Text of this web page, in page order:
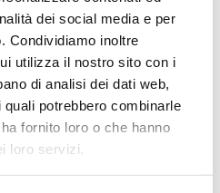
dei social media e per
Condividiamo inoltre
utilizza il nostro sito con i
di analisi dei dati web,
potrebbero combinarle
fornito loro o che hanno
loro servizi.
di calibrare con esattezza
vinicola. Con unalunghezza
cm, il mostimetro per vino
per effettuare
seguire al meglio il processo di
di ottima qualità con la
mostimetro Guyot, uno
una misurazione
di un termometro.